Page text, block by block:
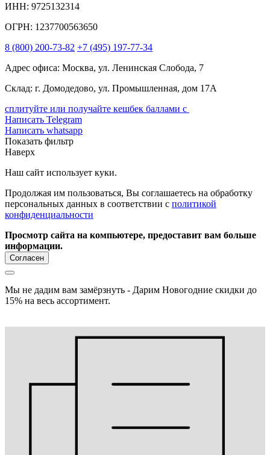
ИНН: 9725132314
ОГРН: 1237700563650
8 (800) 200-73-82 +7 (495) 197-77-34
Адрес офиса: Москва, ул. Ленинская Слобода, 7
Склад: г. Домодедово, ул. Промышленная, дом 17А
сплитуйте или получайте кешбек баллами с
Написать Telegram
Написать whatsapp
Показать фильтр
Наверх
Наш сайт использует куки.
Продолжая им пользоваться, Вы соглашаетесь на обработку
персональных данных в соответствии с политикой
конфиденциальности
Просмотр сайта на компьютере, предоставит вам больше
информации.
Согласен
Мы не дадим вам замёрзнуть - Дарим Новогодние скидки до
15% на весь ассортимент.